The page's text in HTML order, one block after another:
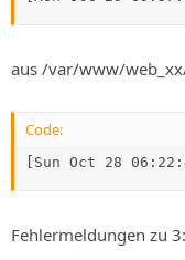
aus /var/www/
Code:
[Sun Oct 28
Fehlermeldungen zu 3: